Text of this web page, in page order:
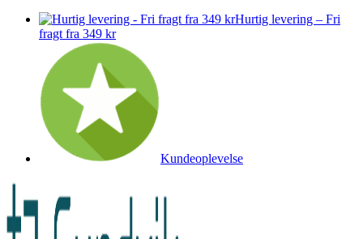
Hurtig levering – Fri
fragt fra 349 kr
Kundeoplevelse